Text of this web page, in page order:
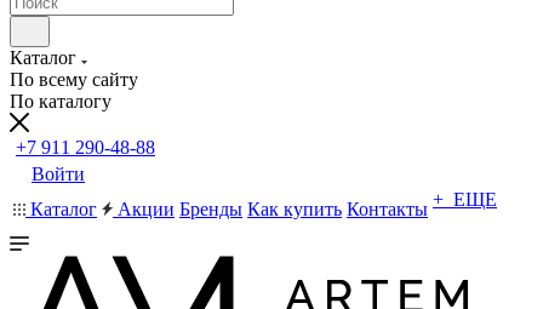
Каталог
По всему сайту
По каталогу
+7 911 290-48-88
Войти
Каталог
Акции Бренды Как купить Контакты + ЕЩЕ